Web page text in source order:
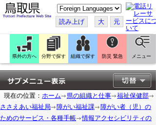
こ
の
ペ
ー
ジ
翻
訳
す
る
読み上げ 大 元
県外の方へ 分野で探す 組織で探す 防災 緊急 メニュー
現在の位置： ホーム 県の組織と仕事
福祉保健部
ささえあい福祉局
障がい福祉課
障がい者（児）の
ためのサービス・各種手帳
情報アクセシビリティの